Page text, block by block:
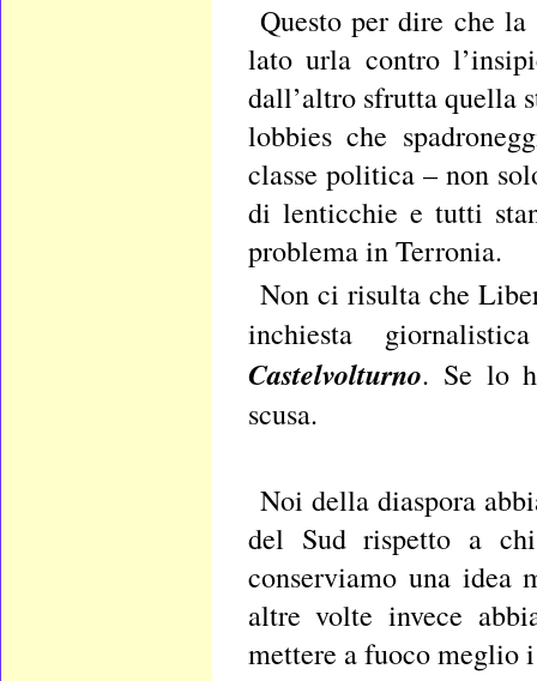
Questo per dire che
lato urla contro
dall’altro sfrutta quella
lobbies che
classe politica – non
di lenticchie e tutti
problema in Terronia.
Non ci risulta che
inchiesta
Castelvolturno. Se lo
scusa.
Noi della diaspora
del Sud rispetto a
conserviamo una idea
altre volte invece
mettere a fuoco meglio